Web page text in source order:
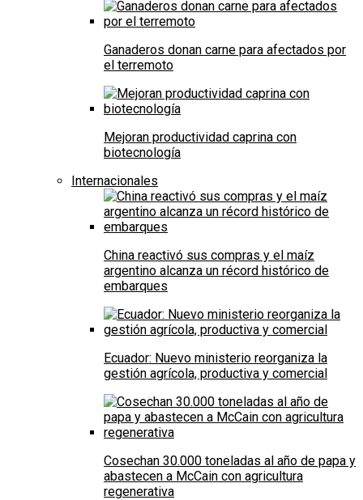
Ganaderos donan carne para afectados por
el terremoto
Mejoran productividad caprina con
biotecnología
Internacionales
China reactivó sus compras y el maíz
argentino alcanza un récord histórico de
embarques
Ecuador: Nuevo ministerio reorganiza la
gestión agrícola, productiva y comercial
Cosechan 30.000 toneladas al año de papa y
abastecen a McCain con agricultura
regenerativa